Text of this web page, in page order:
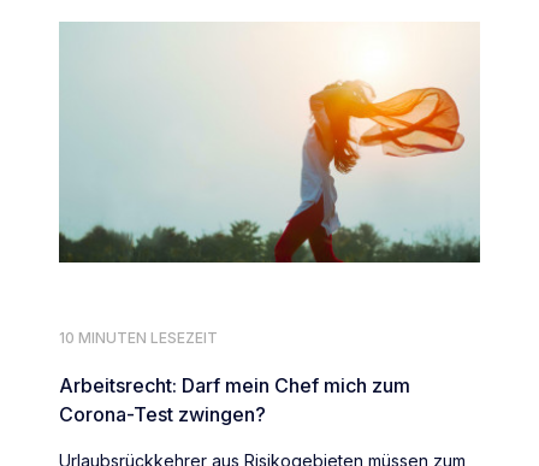
10 MINUTEN LESEZEIT
Arbeitsrecht: Darf mein Chef mich zum
Corona-Test zwingen?
Urlaubsrückkehrer aus Risikogebieten müssen zum